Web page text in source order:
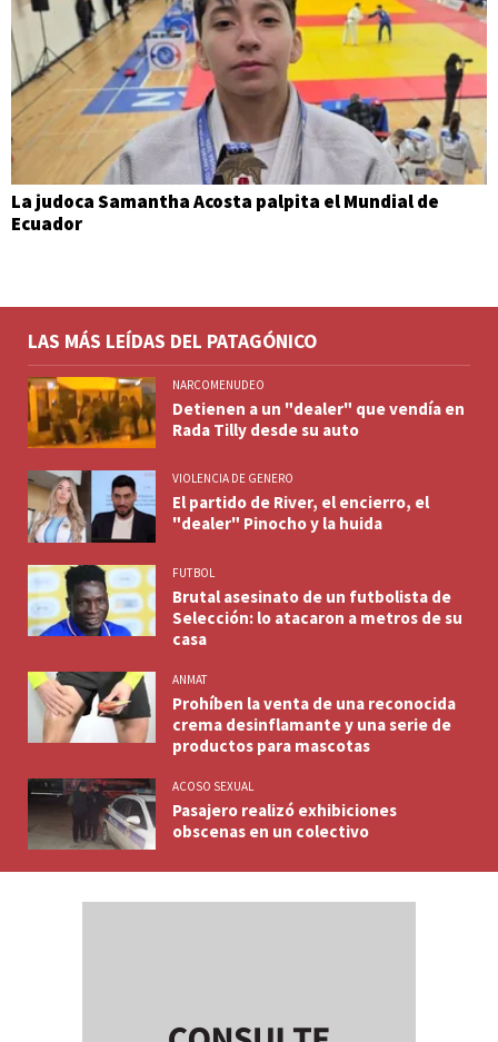
La judoca Samantha Acosta palpita el Mundial de
Ecuador
LAS MÁS LEÍDAS DEL PATAGÓNICO
NARCOMENUDEO
Detienen a un "dealer" que vendía en
Rada Tilly desde su auto
VIOLENCIA DE GENERO
El partido de River, el encierro, el
"dealer" Pinocho y la huida
FUTBOL
Brutal asesinato de un futbolista de
Selección: lo atacaron a metros de su
casa
ANMAT
Prohíben la venta de una reconocida
crema desinflamante y una serie de
productos para mascotas
ACOSO SEXUAL
Pasajero realizó exhibiciones
obscenas en un colectivo